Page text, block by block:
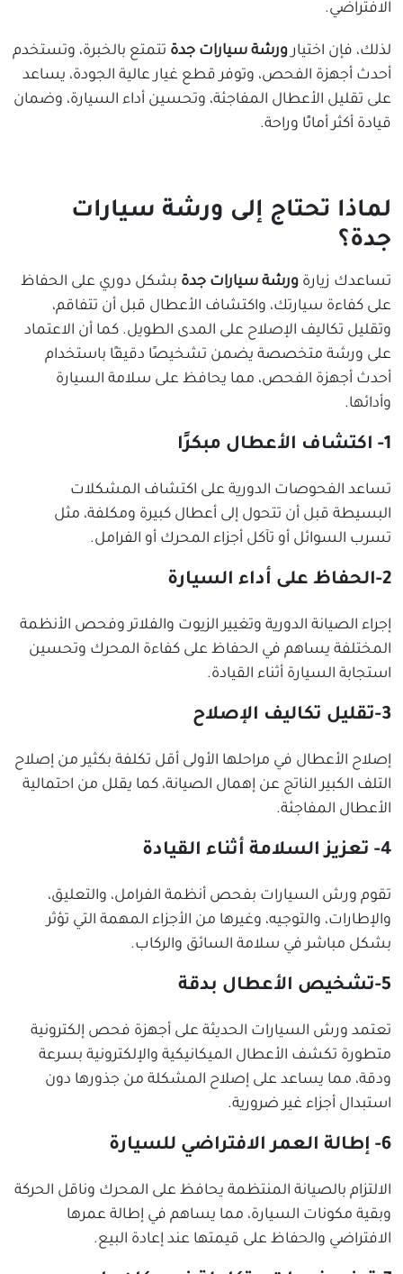
الافتراضي.
لذلك، فإن اختيارورشة سيارات جدة تتمتع بالخبرة، وتستخدم
أحدث أجهزة الفحص، وتوفر قطع غيار عالية الجودة، يساعد
على تقليل الأعطال المفاجئة، وتحسين أداء السيارة، وضمان
قيادة أكثر أمانًا وراحة.
لماذا تحتاج إلى ورشة سيارات
جدة؟
تساعدك زيارةورشة سيارات جدة بشكل دوري على الحفاظ
على كفاءة سيارتك، واكتشاف الأعطال قبل أن تتفاقم،
وتقليل تكاليف الإصلاح على المدى الطويل. كما أن الاعتماد
على ورشة متخصصة يضمن تشخيصًا دقيقًا باستخدام
أحدث أجهزة الفحص، مما يحافظ على سلامة السيارة
وأدائها.
1- اكتشاف الأعطال مبكرًا
تساعد الفحوصات الدورية على اكتشاف المشكلات
البسيطة قبل أن تتحول إلى أعطال كبيرة ومكلفة، مثل
تسرب السوائل أو تآكل أجزاء المحرك أو الفرامل.
2-الحفاظ على أداء السيارة
إجراء الصيانة الدورية وتغيير الزيوت والفلاتر وفحص الأنظمة
المختلفة يساهم في الحفاظ على كفاءة المحرك وتحسين
استجابة السيارة أثناء القيادة.
3-تقليل تكاليف الإصلاح
إصلاح الأعطال في مراحلها الأولى أقل تكلفة بكثير من إصلاح
التلف الكبير الناتج عن إهمال الصيانة، كما يقلل من احتمالية
الأعطال المفاجئة.
4- تعزيز السلامة أثناء القيادة
تقوم ورش السيارات بفحص أنظمة الفرامل، والتعليق،
والإطارات، والتوجيه، وغيرها من الأجزاء المهمة التي تؤثر
بشكل مباشر في سلامة السائق والركاب.
5-تشخيص الأعطال بدقة
تعتمد ورش السيارات الحديثة على أجهزة فحص إلكترونية
متطورة تكشف الأعطال الميكانيكية والإلكترونية بسرعة
ودقة، مما يساعد على إصلاح المشكلة من جذورها دون
استبدال أجزاء غير ضرورية.
6- إطالة العمر الافتراضي للسيارة
الالتزام بالصيانة المنتظمة يحافظ على المحرك وناقل الحركة
وبقية مكونات السيارة، مما يساهم في إطالة عمرها
الافتراضي والحفاظ على قيمتها عند إعادة البيع.